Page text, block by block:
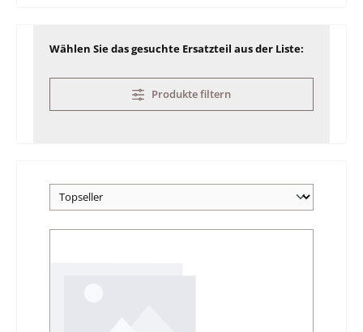
Wählen Sie das gesuchte Ersatzteil aus der Liste:
Produkte filtern